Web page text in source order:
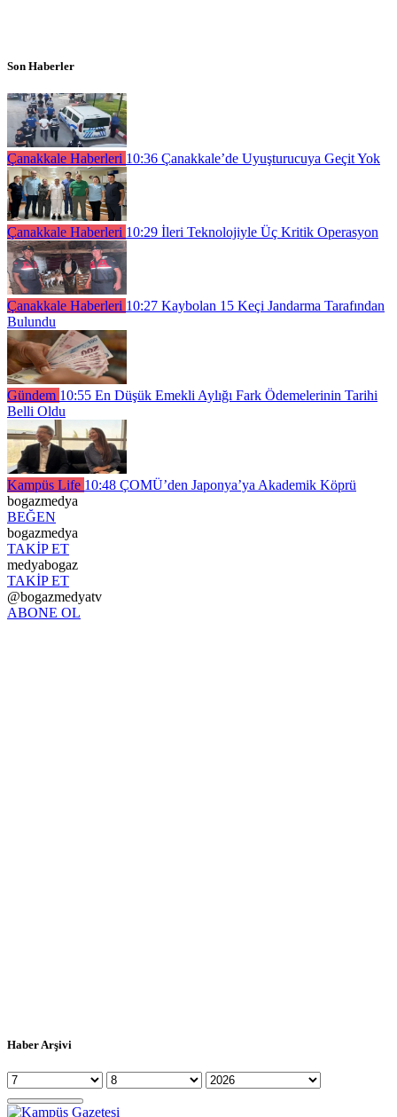
Son Haberler
Çanakkale Haberleri 10:36 Çanakkale’de Uyuşturucuya Geçit Yok
Çanakkale Haberleri 10:29 İleri Teknolojiyle Üç Kritik Operasyon
Çanakkale Haberleri 10:27 Kaybolan 15 Keçi Jandarma Tarafından
Bulundu
Gündem 10:55 En Düşük Emekli Aylığı Fark Ödemelerinin Tarihi
Belli Oldu
Kampüs Life 10:48 ÇOMÜ’den Japonya’ya Akademik Köprü
bogazmedya
BEĞEN
bogazmedya
TAKİP ET
medyabogaz
TAKİP ET
@bogazmedyatv
ABONE OL
Haber Arşivi